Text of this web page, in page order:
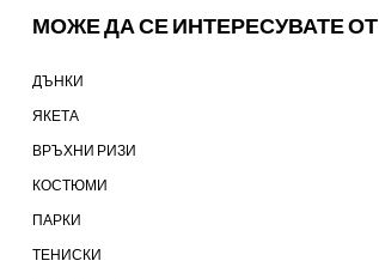
МОЖЕ ДА СЕ ИНТЕРЕСУВАТЕ ОТ
ДЪНКИ
ЯКЕТА
ВРЪХНИ РИЗИ
КОСТЮМИ
ПАРКИ
ТЕНИСКИ